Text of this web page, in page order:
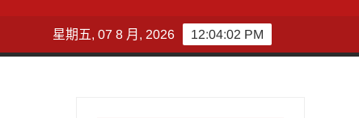
12:04:02 PM
星期五, 07 8 月, 2026